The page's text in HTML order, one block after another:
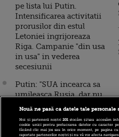
pe lista lui Putin.
Intensificarea activitatii
prorusilor din estul
Letoniei ingrijoreaza
Riga. Campanie "din usa
in usa" in vederea
secesiunii
Putin: "SUA incearca sa
umileasca Rusia, dar nu
vor reusi niciodata". Ce
ruse si cu ce substituie
pierderile din scaderea
Nouă ne pasă ca datele tale
Noi și partenerii noștri201stocăm și/sau accesăm
cookie unici pentru prelucrarea datelor cu caracter
făcând clic mai jos sau în orice moment, pe pagina
raportate partenerilor noștri și nu vă vor afecta